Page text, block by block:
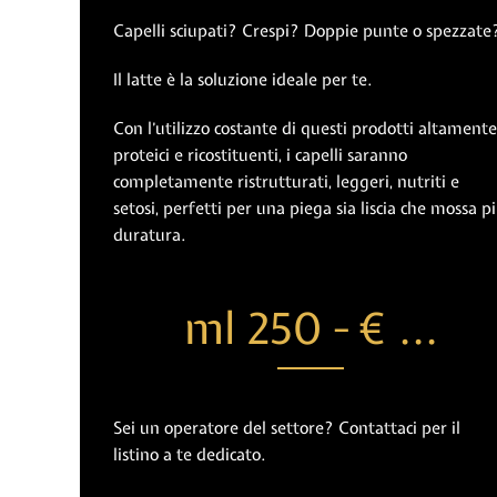
Capelli sciupati? Crespi? Doppie punte o
Il latte è la soluzione ideale per te.
Con l’utilizzo costante di questi prodotti altamente
proteici e ricostituenti, i capelli saranno
completamente ristrutturati, leggeri, nutriti e
setosi, perfetti per una piega sia liscia che mossa
duratura.
ml 250 - € ...
Sei un operatore del settore? Contattaci per il
listino a te dedicato.